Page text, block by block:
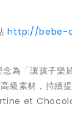
http://bebe-
念為「讓孩子樂
級素材，持續
et